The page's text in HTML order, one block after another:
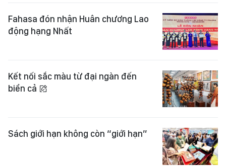
Fahasa đón nhận Huân chương Lao
động hạng Nhất
Kết nối sắc màu từ đại ngàn đến
biển cả
Sách giới hạn không còn “giới hạn”